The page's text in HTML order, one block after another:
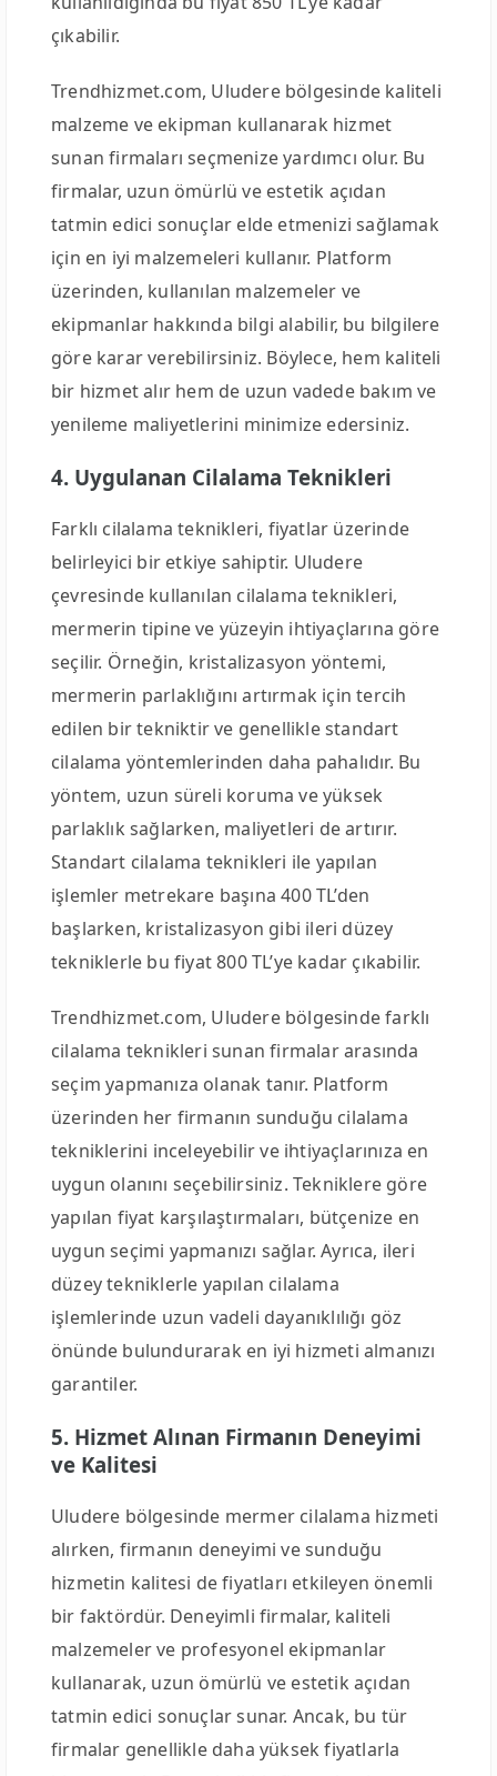
çıkabilir.
Trendhizmet.com, Uludere bölgesinde kaliteli
malzeme ve ekipman kullanarak hizmet
sunan firmaları seçmenize yardımcı olur. Bu
firmalar, uzun ömürlü ve estetik açıdan
tatmin edici sonuçlar elde etmenizi sağlamak
için en iyi malzemeleri kullanır. Platform
üzerinden, kullanılan malzemeler ve
ekipmanlar hakkında bilgi alabilir, bu bilgilere
göre karar verebilirsiniz. Böylece, hem kaliteli
bir hizmet alır hem de uzun vadede bakım ve
yenileme maliyetlerini minimize edersiniz.
4. Uygulanan Cilalama Teknikleri
Farklı cilalama teknikleri, fiyatlar üzerinde
belirleyici bir etkiye sahiptir. Uludere
çevresinde kullanılan cilalama teknikleri,
mermerin tipine ve yüzeyin ihtiyaçlarına göre
seçilir. Örneğin, kristalizasyon yöntemi,
mermerin parlaklığını artırmak için tercih
edilen bir tekniktir ve genellikle standart
cilalama yöntemlerinden daha pahalıdır. Bu
yöntem, uzun süreli koruma ve yüksek
parlaklık sağlarken, maliyetleri de artırır.
Standart cilalama teknikleri ile yapılan
işlemler metrekare başına 400 TL’den
başlarken, kristalizasyon gibi ileri düzey
tekniklerle bu fiyat 800 TL’ye kadar çıkabilir.
Trendhizmet.com, Uludere bölgesinde farklı
cilalama teknikleri sunan firmalar arasında
seçim yapmanıza olanak tanır. Platform
üzerinden her firmanın sunduğu cilalama
tekniklerini inceleyebilir ve ihtiyaçlarınıza en
uygun olanını seçebilirsiniz. Tekniklere göre
yapılan fiyat karşılaştırmaları, bütçenize en
uygun seçimi yapmanızı sağlar. Ayrıca, ileri
düzey tekniklerle yapılan cilalama
işlemlerinde uzun vadeli dayanıklılığı göz
önünde bulundurarak en iyi hizmeti almanızı
garantiler.
5. Hizmet Alınan Firmanın Deneyimi
ve Kalitesi
Uludere bölgesinde mermer cilalama hizmeti
alırken, firmanın deneyimi ve sunduğu
hizmetin kalitesi de fiyatları etkileyen önemli
bir faktördür. Deneyimli firmalar, kaliteli
malzemeler ve profesyonel ekipmanlar
kullanarak, uzun ömürlü ve estetik açıdan
tatmin edici sonuçlar sunar. Ancak, bu tür
firmalar genellikle daha yüksek fiyatlarla